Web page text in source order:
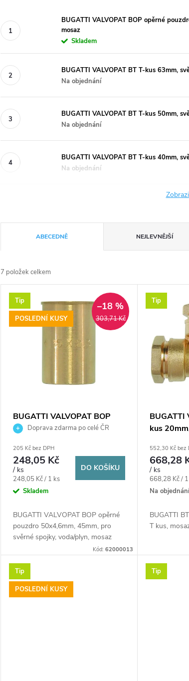
BUGATTI VALVOPAT BOP opěrné
mosaz
Skladem
BUGATTI VALVOPAT BT T-kus 63mm,
Na objednání
BUGATTI VALVOPAT BT T-kus 50mm,
Na objednání
BUGATTI VALVOPAT BT T-kus 40mm,
Na objednání
a
z
e
n
ů
ABECEDNĚ NEJLEVNĚJŠÍ
7 položek celkem
V
ý
ů
Tip
POSLEDNÍ KUSY
303,71 Kč
–18 %
BUGATTI VALVOPAT BOP
opěrné pouzdro 50x4,6mm,
voda/plyn, mosaz
Doprava zdarma po celé ČR
205 Kč bez DPH
248,05 Kč
/ ks
Měrná
cena:
248,05 Kč / 1 ks
Skladem
DO KOŠÍKU
BUGATTI VALVOPAT BOP opěrné
pouzdro 50x4,6mm, 45mm, pro
svěrné spojky, voda/plyn, mosaz
Kód:62000013
Tip
BUGATTI
kus
552,30 Kč bez
668,28
/ ks
Měrná
cena:
668,28 Kč /
Na objednání
BUGATTI
T kus,
Tip
POSLEDNÍ KUSY
Tip